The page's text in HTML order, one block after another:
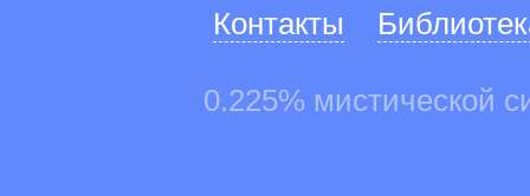
Контакты
0.225% мистической